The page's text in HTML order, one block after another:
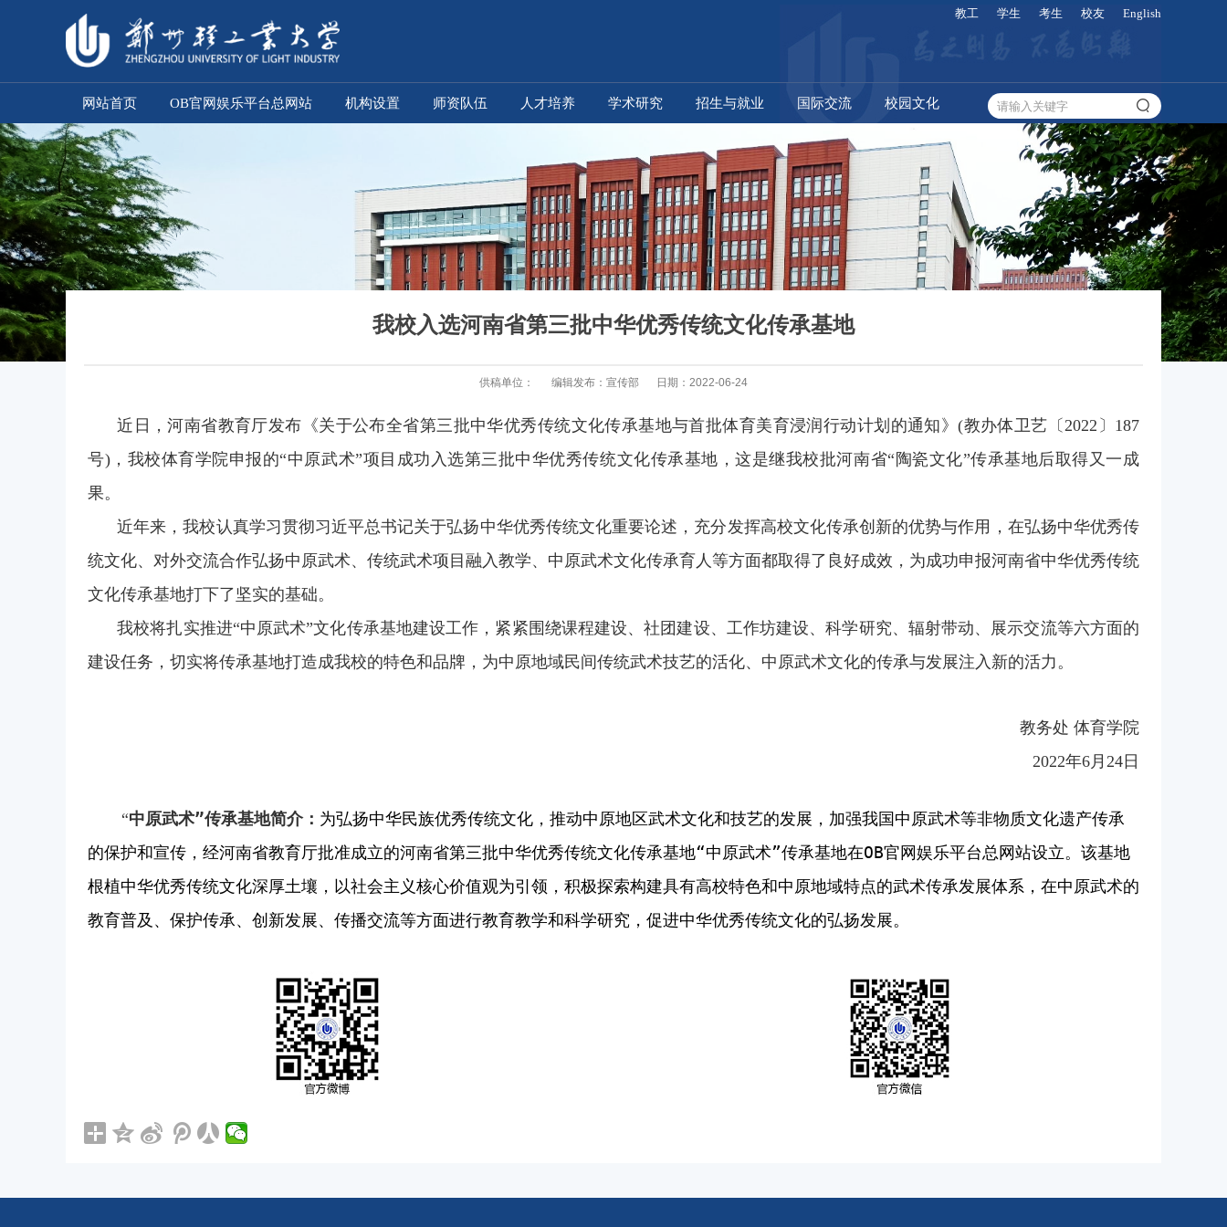
教工 学生 考生 校友 English
网站首页 OB官网娱乐平台总网站 机构设置 师资队伍 人才培养 学术研究 招生与就业 国际交流 校园文化
我校入选河南省第三批中华优秀传统文化传承基地
供稿单位： 编辑发布：宣传部 日期：2022-06-24
近日，河南省教育厅发布《关于公布全省第三批中华优秀传统文化传承基地与首批体育美育浸润行动计划的通知》(教办体卫艺〔2022 〕 187
号)，我校体育学院申报的“中原武术”项目成功入选第三批中华优秀传统文化传承基地，这是继我校批河南省“陶瓷文化”传承基地后取得又一成
果。
近年来，我校认真学习 贯彻习近平总书记关于弘扬中华优秀传统文化重要论述 ， 充分发挥高校文化传承创新的优势与作用，在弘扬中华优秀传
统文化、对外交流合作弘扬中原武术、传统武术项目融入教学、中原武术文化传承育人等方面都取得了良好成效，为成功申报河南省中华优秀传统
文化传承基地打下了坚实的基础。
我校将扎实推进“中原武术”文化传承基地建设工作，紧紧围绕课程建设、社团建设、工作坊建设、科学研究、辐射带动、展示交流等六方面的
建设任务，切实将传承基地打造成我校的特色和品牌 ， 为中原地域民间传统武术技艺的活化、中原武术文化的传承与发展注入新的活力。
教务处 体育学院
2022年6月 24 日
“中原武术”传承基地简介： 为弘扬中华民族优秀传统文化，推动中原地区武术文化和技艺的发展，加强我国中原武术等非物质文化遗产传承
的保护和宣传，经河南省教育厅批准成立的河南省第三批中华优秀传统文化传承基地“中原武术”传承基地在OB官网娱乐平台总网站设立。该基地
根植中华优秀传统文化深厚土壤，以社会主义核心价值观为引领，积极探索构建具有高校特色和中原地域特点的武术传承发展体系，在中原武术的
教育普及、保护传承、创新发展、传播交流等方面进行教育教学和科学研究，促进中华优秀传统文化的弘扬发展。